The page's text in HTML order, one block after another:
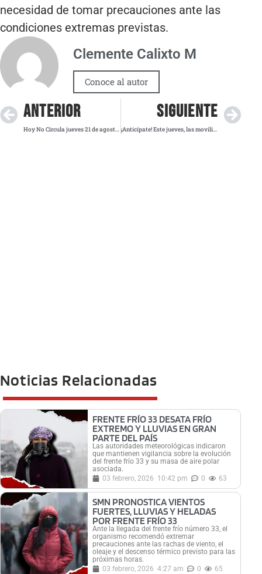
necesidad de tomar precauciones ante las
condiciones extremas previstas.
Clemente Calixto M
Conoce al autor
ANTERIOR
Hoy No Circula jueves 21 de agosto: ¿Qué autos descansan en la Megalópolis?
SIGUIENTE
¡Anticípate! Este jueves, las movilizaciones y bloqueos complicarán la movilidad en la CDMX
Noticias Relacionadas
FRENTE FRÍO 33 DESATA FRÍO
EXTREMO Y LLUVIAS EN GRAN
PARTE DEL PAÍS
Las autoridades meteorológicas indicaron
que mantienen vigilancia sobre la evolución
del frente frío 33 y su masa de aire polar
asociada.
03 febrero, 2026 10:42 pm 0 63
SMN PRONOSTICA VIENTOS
FUERTES, LLUVIAS Y HELADAS
POR FRENTE FRÍO 33
Ante la llegada del frente frío número 33, el
organismo recomendó extremar
precauciones ante las rachas de viento, el
oleaje y el descenso térmico previsto para las
próximas horas.
03 febrero, 2026 4:27 am 0 65